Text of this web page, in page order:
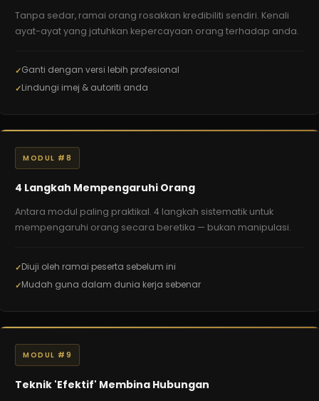
Tanpa sedar, ramai orang rosakkan kredibiliti sendiri. Kenali
ayat-ayat yang jatuhkan kepercayaan orang terhadap anda.
Ganti dengan versi lebih profesional
Lindungi imej & autoriti anda
MODUL #8
4 Langkah Mempengaruhi Orang
Antara modul paling praktikal. 4 langkah sistematik untuk
mempengaruhi orang secara beretika — bukan manipulasi.
Diuji oleh ramai peserta sebelum ini
Mudah guna dalam dunia kerja sebenar
MODUL #9
Teknik 'Efektif' Membina Hubungan